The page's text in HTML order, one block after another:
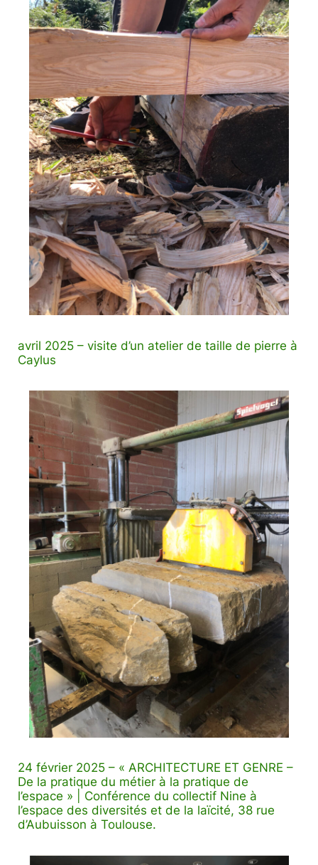
avril 2025 – visite d’un atelier de taille de pierre à
Caylus
24 février 2025 – « ARCHITECTURE ET GENRE –
De la pratique du métier à la pratique de
l’espace » | Conférence du collectif Nine à
l’espace des diversités et de la laïcité, 38 rue
d’Aubuisson à Toulouse.